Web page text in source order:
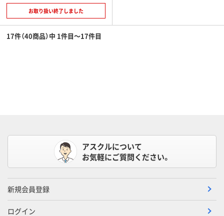
お取り扱い終了しました
17件（40商品）中 1件目～17件目
アスクルについて
お気軽にご質問ください。
新規会員登録
ログイン